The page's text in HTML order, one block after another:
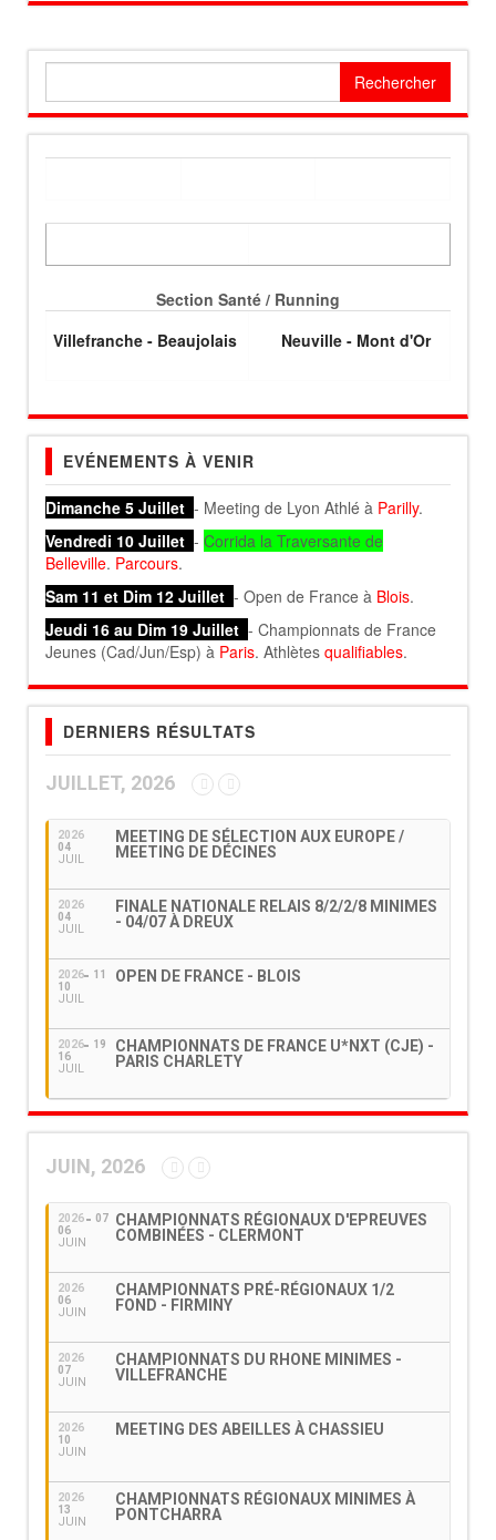
Section Santé / Running
Villefranche - Beaujolais
Neuville - Mont d'Or
EVÉNEMENTS À VENIR
Dimanche 5 Juillet - Meeting de Lyon Athlé à Parilly.
Vendredi 10 Juillet - Corrida la Traversante de
Belleville. Parcours.
Sam 11 et Dim 12 Juillet - Open de France à Blois.
Jeudi 16 au Dim 19 Juillet - Championnats de France
Jeunes (Cad/Jun/Esp) à Paris. Athlètes qualifiables.
DERNIERS RÉSULTATS
JUILLET, 2026
2026
04
JUIL
MEETING DE SÉLECTION AUX EUROPE /
MEETING DE DÉCINES
2026
04
JUIL
FINALE NATIONALE RELAIS 8/2/2/8 MINIMES
- 04/07 À DREUX
2026
10
JUIL
11 OPEN DE FRANCE - BLOIS
2026
16
JUIL
19
CHAMPIONNATS DE FRANCE U*NXT (CJE) -
PARIS CHARLETY
JUIN, 2026
2026
06
JUIN
07
CHAMPIONNATS RÉGIONAUX D'EPREUVES
COMBINÉES - CLERMONT
2026
06
JUIN
CHAMPIONNATS PRÉ-RÉGIONAUX 1/2
FOND - FIRMINY
2026
07
JUIN
CHAMPIONNATS DU RHONE MINIMES -
VILLEFRANCHE
2026
10
JUIN
MEETING DES ABEILLES À CHASSIEU
2026
13
JUIN
CHAMPIONNATS RÉGIONAUX MINIMES À
PONTCHARRA